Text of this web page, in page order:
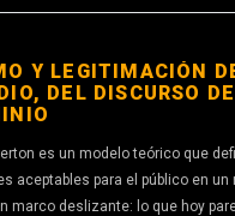
Y LEGITIMACIÓN
DEL DISCURSO
es un modelo teórico que
aceptables para el público en un
marco deslizante: lo que hoy